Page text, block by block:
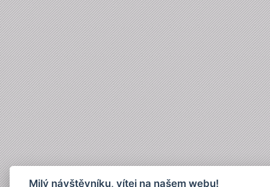
Milý návštěvníku, vítej na našem webu!